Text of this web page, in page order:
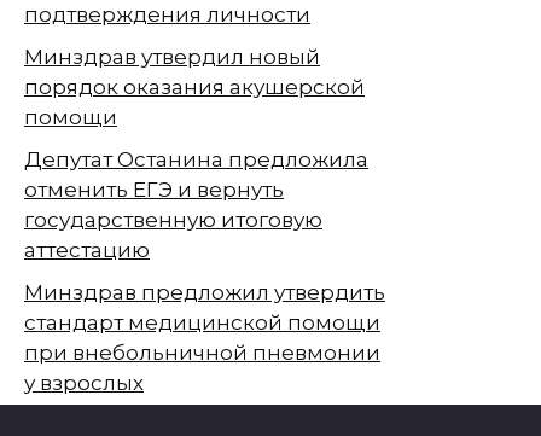
подтверждения личности
Минздрав утвердил новый
порядок оказания акушерской
помощи
Депутат Останина предложила
отменить ЕГЭ и вернуть
государственную итоговую
аттестацию
Минздрав предложил утвердить
стандарт медицинской помощи
при внебольничной пневмонии
у взрослых